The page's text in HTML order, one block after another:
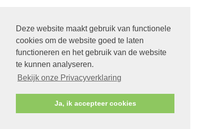
Deze website maakt gebruik van functionele
cookies om de website goed te laten
functioneren en het gebruik van de website
te kunnen analyseren.
Bekijk onze Privacyverklaring
Ja, ik accepteer cookies